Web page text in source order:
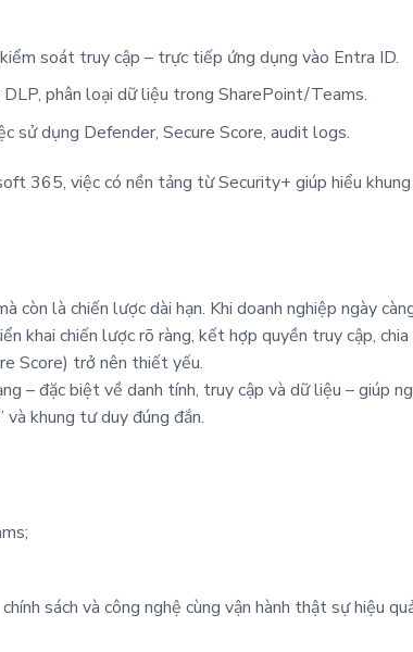
soát truy cập – trực tiếp ứng dụng vào Entra ID.
phân loại dữ liệu trong SharePoint/Teams.
sử dụng Defender, Secure Score, audit logs.
365, việc có nền tảng từ Security+ giúp hiểu
là chiến lược dài hạn. Khi doanh nghiệp ngày
khai chiến lược rõ ràng, kết hợp quyền truy cập,
Score) trở nên thiết yếu.
– đặc biệt về danh tính, truy cập và dữ liệu – giúp
khung tư duy đúng đắn.
sách và công nghệ cùng vận hành thật sự hiệu